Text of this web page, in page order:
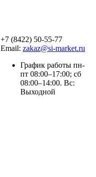
+7 (8422) 50-55-77
Email: zakaz@si-market.ru
График работы пн-
пт 08:00–17:00; сб
08:00–14:00. Вс:
Выходной